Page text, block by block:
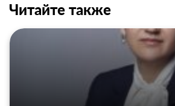
Читайте также